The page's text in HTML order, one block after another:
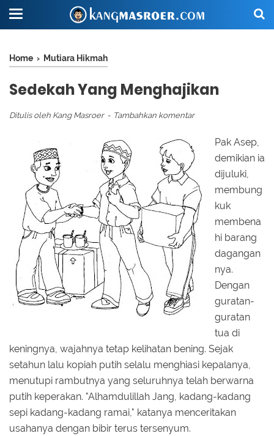
Home › Mutiara Hikmah
Sedekah Yang Menghajikan
Ditulis oleh Kang Masroer Tambahkan komentar
Pak Asep,
demikian ia
dijuluki,
membung
kuk
membena
hi barang
dagangan
nya.
Dengan
guratan-
guratan
tua di
keningnya, wajahnya tetap kelihatan bening. Sejak
setahun lalu kopiah putih selalu menghiasi kepalanya,
menutupi rambutnya yang seluruhnya telah berwarna
putih keperakan. "Alhamdulillah Jang, kadang-kadang
sepi kadang-kadang ramai," katanya menceritakan
usahanya dengan bibir terus tersenyum.